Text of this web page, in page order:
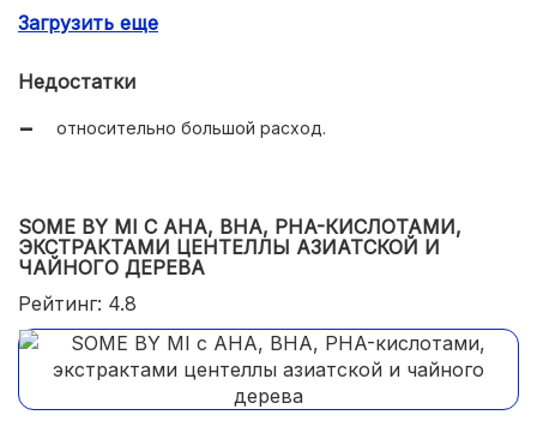
выравнивание рельефа и оттенка кожи;
легкая гелевая текстура;
Загрузить еще
Недостатки
относительно большой расход.
SOME BY MI С AHA, BHA, PHA-КИСЛОТАМИ,
ЭКСТРАКТАМИ ЦЕНТЕЛЛЫ АЗИАТСКОЙ И
ЧАЙНОГО ДЕРЕВА
Рейтинг: 4.8